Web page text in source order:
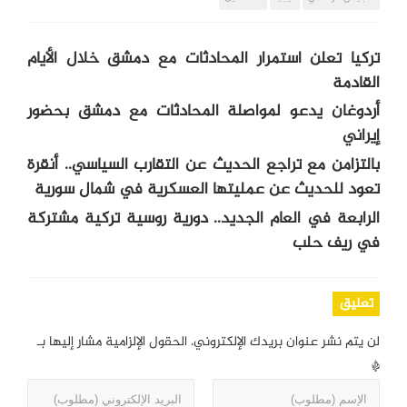
تركيا تعلن استمرار المحادثات مع دمشق خلال الأيام
القادمة
أردوغان يدعو لمواصلة المحادثات مع دمشق بحضور
إيراني
بالتزامن مع تراجع الحديث عن التقارب السياسي.. أنقرة
تعود للحديث عن عمليتها العسكرية في شمال سورية
الرابعة في العام الجديد.. دورية روسية تركية مشتركة
في ريف حلب
تعليق
لن يتم نشر عنوان بريدك الإلكتروني. الحقول الإلزامية مشار إليها بـ
*